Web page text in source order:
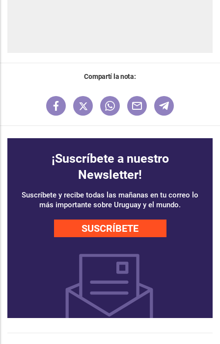
Compartí la nota:
¡Suscríbete a nuestro
Newsletter!
Suscríbete y recibe todas las mañanas en tu correo lo
más importante sobre Uruguay y el mundo.
SUSCRÍBETE